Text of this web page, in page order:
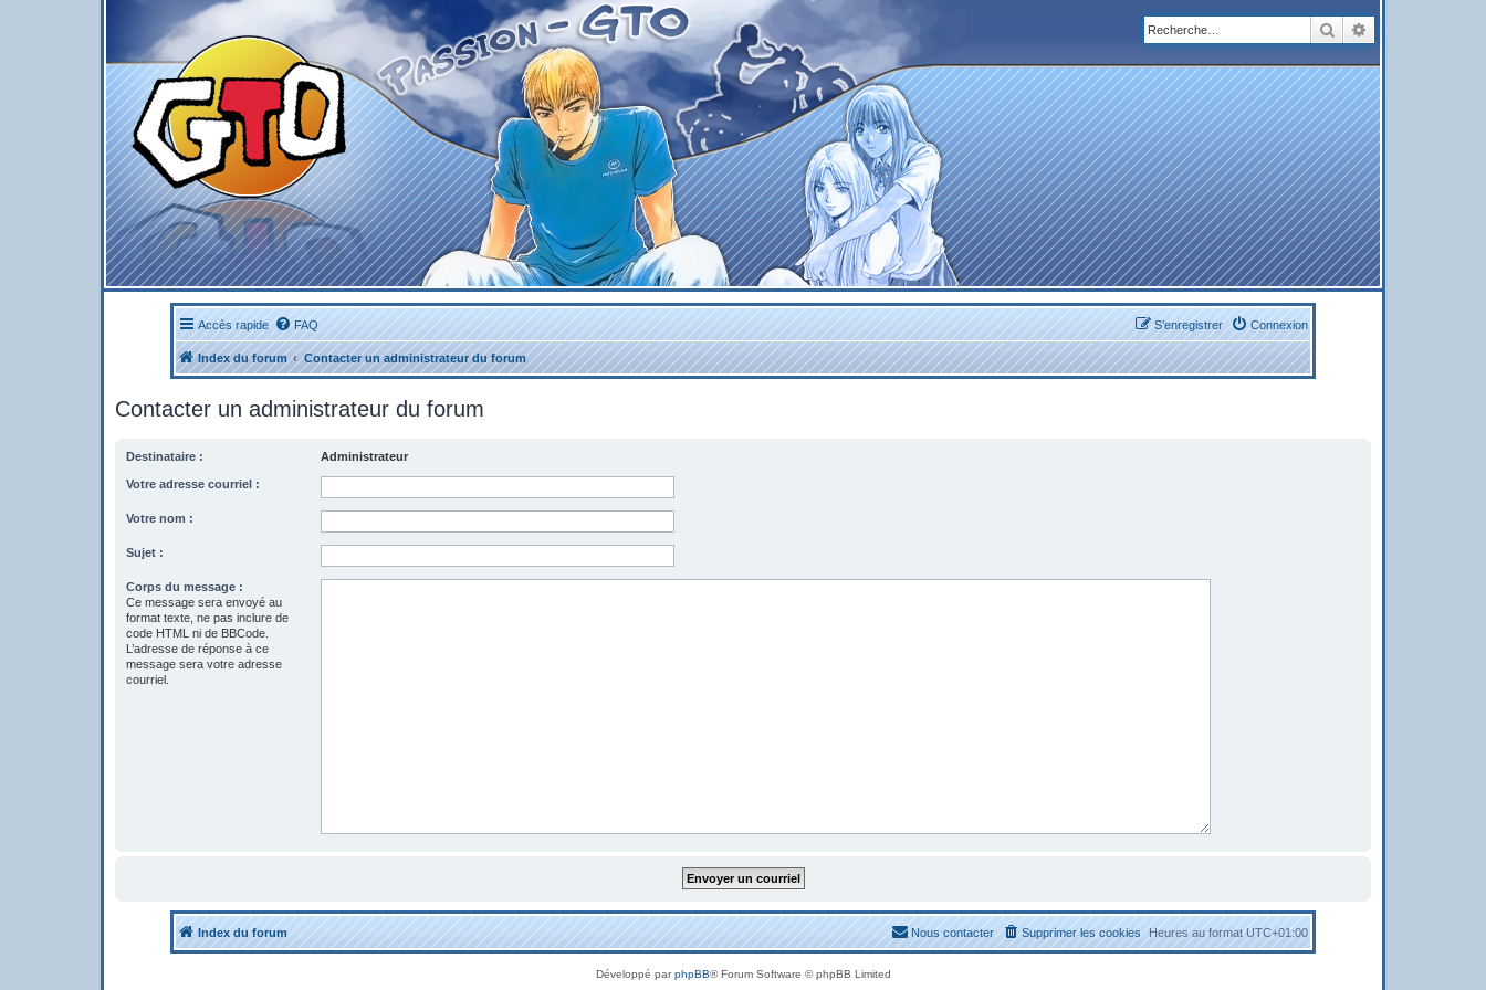
Rechercher
Accès rapide FAQ Connexion
S’enregistrer
Index du forum Contacter un administrateur du forum
Contacter un administrateur du forum
Destinataire : Administrateur
Votre adresse courriel :
Votre nom :
Sujet :
Corps du message :
Ce message sera envoyé au
format texte, ne pas inclure de
code HTML ni de BBCode.
L’adresse de réponse à ce
message sera votre adresse
courriel.
Index du forum Heures au formatUTC+01:00
Supprimer les cookies
Nous contacter
Développé parphpBB® Forum Software © phpBB Limited